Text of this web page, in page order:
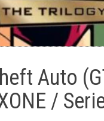
Auto
/